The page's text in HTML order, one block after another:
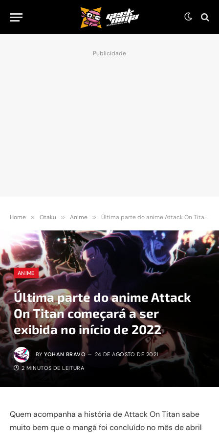
Publicidade
Home » Otaku » Anime » Última parte do anime Attack On Titan começará a ser exibida no início de 2022
ANIME
Última parte do anime Attack
On Titan começará a ser
exibida no início de 2022
BY YOHAN BRAVO 24 DE AGOSTO DE 2021
2 MINUTOS DE LEITURA
Quem acompanha a história de Attack On Titan sabe
muito bem que o mangá foi concluído no mês de abril